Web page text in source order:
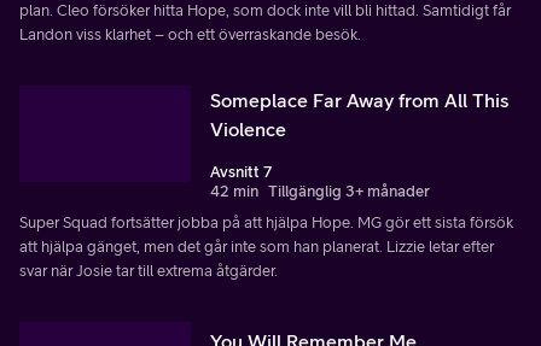
plan. Cleo försöker hitta Hope, som dock inte vill bli hittad. Samtidigt får
Landon viss klarhet – och ett överraskande besök.
Someplace Far Away from All This
Violence
Avsnitt 7
42 min Tillgänglig 3+ månader
Super Squad fortsätter jobba på att hjälpa Hope. MG gör ett sista försök
att hjälpa gänget, men det går inte som han planerat. Lizzie letar efter
svar när Josie tar till extrema åtgärder.
You Will Remember Me